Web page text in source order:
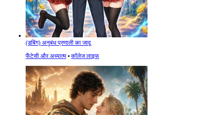
(डबिंग) अनुबंध प्रणाली का जादू
फैंटेसी और अध्यात्म⦁ कॉलेज लाइफ